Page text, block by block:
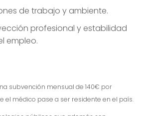
de trabajo y ambiente.
profesional y estabilidad
empleo.
subvención mensual de 140€ por
el médico pase a ser residente en el país.